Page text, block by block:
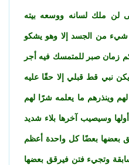
لن ملك لسانه ووسعه بيته
من الجسد إلا وهو يشكو
زمان صبر للمتمسك فيه أجر
نبي قط قبلي إلا حقًا عليه
وينذرهم ما يعلمه شرًا لهم
وسيصيب آخرها بلاء شديد
بعضها بعضًا كل واحدة أعظم
وتجيء فتن فيرقق بعضها